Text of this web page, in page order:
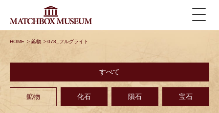
HOME > 鉱物 > 078_フルグライト
すべて
鉱物 化石 隕石 宝石